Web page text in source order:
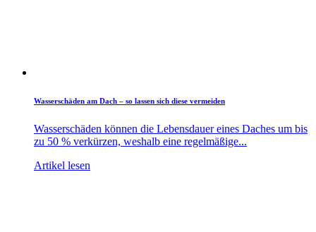
Wasserschäden am Dach – so lassen sich diese vermeiden
Wasserschäden können die Lebensdauer eines Daches um bis
zu 50 % verkürzen, weshalb eine regelmäßige...
Artikel lesen